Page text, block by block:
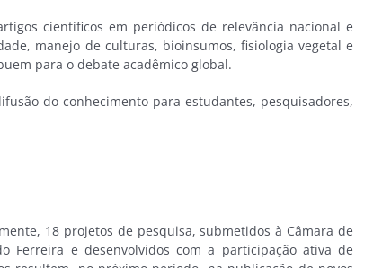
científicos em periódicos de relevância nacional e
manejo de culturas, bioinsumos, fisiologia vegetal e
para o debate acadêmico global.
do conhecimento para estudantes, pesquisadores,
18 projetos de pesquisa, submetidos à Câmara de
Ferreira e desenvolvidos com a participação ativa de